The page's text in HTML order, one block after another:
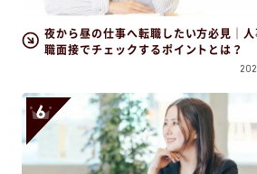
夜から昼の仕事へ転職したい方必見｜人
職面接でチェックするポイントとは？